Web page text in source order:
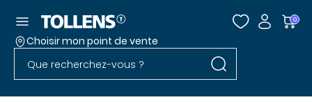
0
Passer la liste des magasins et aller au pied
Choisir mon point de vente
Rechercher dans le site Rechercher
Accéder au menu